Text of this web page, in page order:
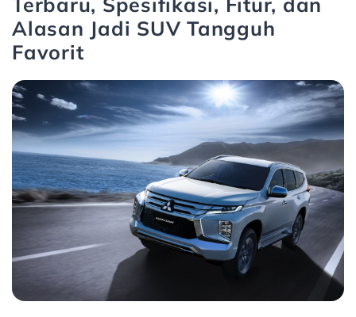
Alasan Jadi SUV Tangguh
Favorit